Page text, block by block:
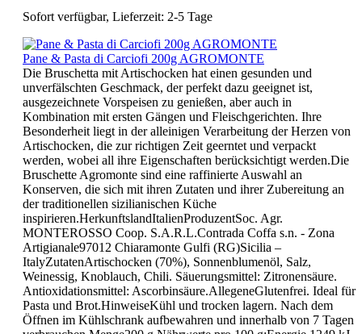
Sofort verfügbar, Lieferzeit: 2-5 Tage
Pane & Pasta di Carciofi 200g AGROMONTE
Die Bruschetta mit Artischocken hat einen gesunden und
unverfälschten Geschmack, der perfekt dazu geeignet ist,
ausgezeichnete Vorspeisen zu genießen, aber auch in
Kombination mit ersten Gängen und Fleischgerichten. Ihre
Besonderheit liegt in der alleinigen Verarbeitung der Herzen von
Artischocken, die zur richtigen Zeit geerntet und verpackt
werden, wobei all ihre Eigenschaften berücksichtigt werden.Die
Bruschette Agromonte sind eine raffinierte Auswahl an
Konserven, die sich mit ihren Zutaten und ihrer Zubereitung an
der traditionellen sizilianischen Küche
inspirieren.HerkunftslandItalienProduzentSoc. Agr.
MONTEROSSO Coop. S.A.R.L.Contrada Coffa s.n. - Zona
Artigianale97012 Chiaramonte Gulfi (RG)Sicilia –
ItalyZutatenArtischocken (70%), Sonnenblumenöl, Salz,
Weinessig, Knoblauch, Chili. Säuerungsmittel: Zitronensäure.
Antioxidationsmittel: Ascorbinsäure.AllegeneGlutenfrei. Ideal für
Pasta und Brot.HinweiseKühl und trocken lagern. Nach dem
Öffnen im Kühlschrank aufbewahren und innerhalb von 7 Tagen